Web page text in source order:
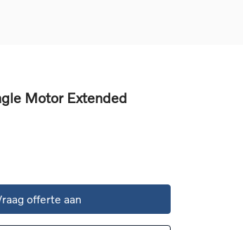
Motor Extended
offerte aan